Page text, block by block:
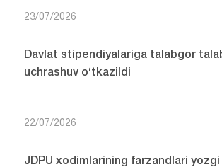
23/07/2026
Davlat stipendiyalariga talabgor
uchrashuv o‘tkazildi
22/07/2026
JDPU xodimlarining farzandlari yozgi